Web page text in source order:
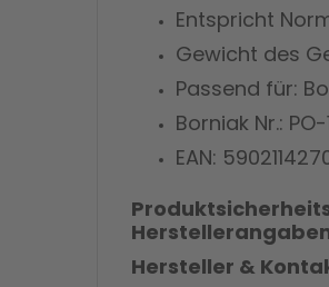
Entspricht
Gewicht des
Passend für:
Borniak Nr.: PO-
EAN:
Hersteller &